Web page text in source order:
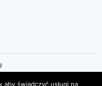
świadczyć usługi na